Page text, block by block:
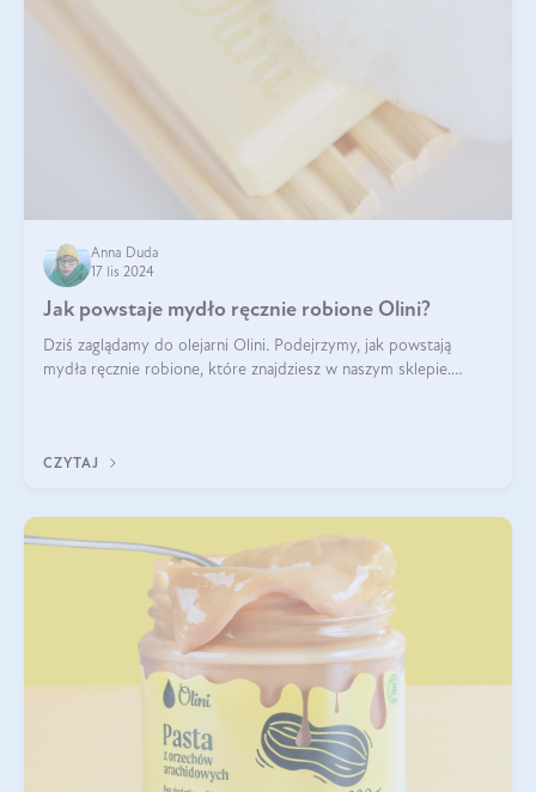
Anna Duda
17 lis 2024
Jak powstaje mydło ręcznie robione Olini?
Dziś zaglądamy do olejarni Olini. Podejrzymy, jak powstają
mydła ręcznie robione, które znajdziesz w naszym sklepie.
CZYTAJ